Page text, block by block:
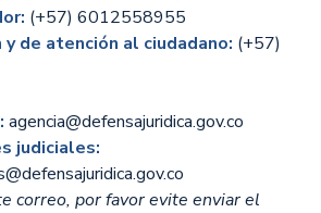
(+57) 6012558955
de atención al ciudadano: (+57)
agencia@defensajuridica.gov.co
judiciales:
correo, por favor evite enviar el